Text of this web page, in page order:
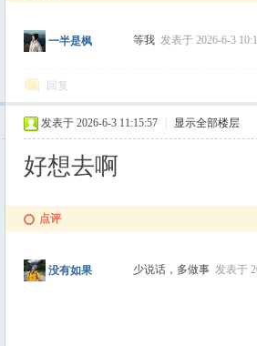
一半是枫 等我 发表于 2026-6-3
回复
发表于 2026-6-3 11:15:57 显示全部楼层
好想去啊
点评
没有如果 少说话，多做事 发表于